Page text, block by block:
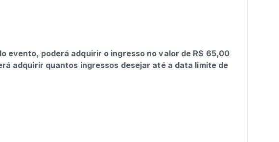
evento, poderá adquirir o ingresso no valor de R$ 65,00
adquirir quantos ingressos desejar até a data limite de